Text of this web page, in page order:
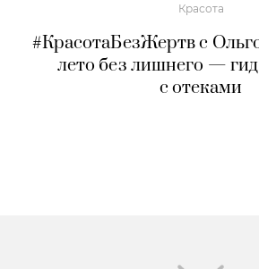
Красота
#КрасотаБезЖертв с
лето без лишнего —
с отеками